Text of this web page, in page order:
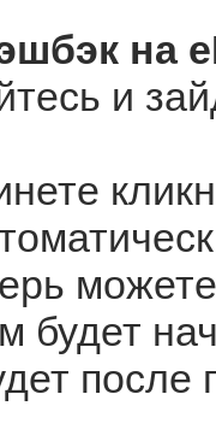
на
и
будет
после